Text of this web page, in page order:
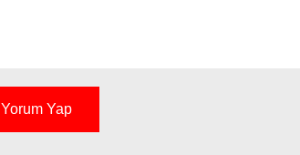
Yorum Yap